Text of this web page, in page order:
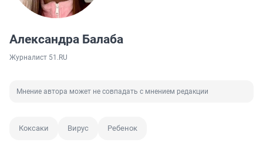
Александра Балаба
Журналист 51.RU
Мнение автора может не совпадать с мнением редакции
Коксаки Вирус Ребенок